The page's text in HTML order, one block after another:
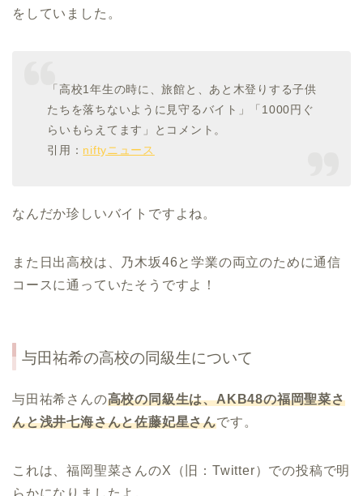
をしていました。
「高校1年生の時に、旅館と、あと木登りする子供
たちを落ちないように見守るバイト」「1000円ぐ
らいもらえてます」とコメント。
引用： niftyニュース
なんだか珍しいバイトですよね。
また日出高校は、乃木坂46と学業の両立のために通信
コースに通っていたそうですよ！
与田祐希の高校の同級生について
与田祐希さんの高校の同級生は、AKB48の福岡聖菜さ
んと浅井七海さんと佐藤妃星さんです。
これは、福岡聖菜さんのX（旧：Twitter）での投稿で明